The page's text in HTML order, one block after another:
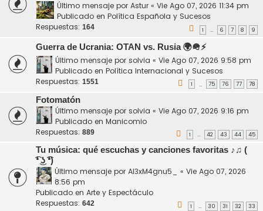
Último mensaje por Astur « Vie Ago 07, 2026 11:34 pm
Publicado en Política Española y Sucesos
Respuestas: 164 1 … 6 7 8 9
Guerra de Ucrania: OTAN vs. Rusia 🌍🪖⚡
Último mensaje por solvia « Vie Ago 07, 2026 9:58 pm
Publicado en Política Internacional y Sucesos
Respuestas: 1551 1 … 75 76 77 78
Fotomatón
Último mensaje por solvia « Vie Ago 07, 2026 9:16 pm
Publicado en Manicomio
Respuestas: 889 1 … 42 43 44 45
Tu música: qué escuchas y canciones favoritas ♪♫ (
͡❛ ͜ʖ ͡❛)
Último mensaje por Al3xM4gnu5_ « Vie Ago 07, 2026
8:56 pm
Publicado en Arte y Espectáculo
Respuestas: 642 1 … 30 31 32 33